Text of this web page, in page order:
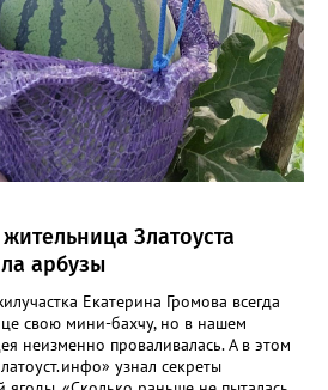
Златоуста
арбузы
Екатерина Громова всегда
свою мини-бахчу, но в нашем
неизменно проваливалась. А в этом
узнал секреты